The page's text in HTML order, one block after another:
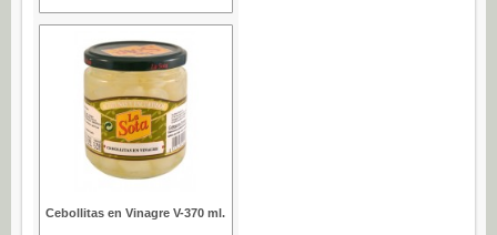
Cebollitas en Vinagre V-370 ml.